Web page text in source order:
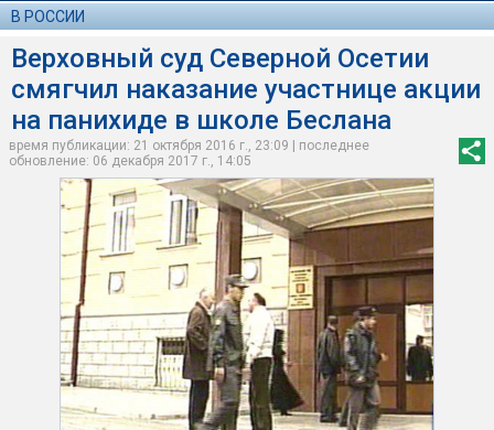
В РОССИИ
Верховный суд Северной Осетии
смягчил наказание участнице акции
на панихиде в школе Беслана
время публикации: 21 октября 2016 г., 23:09 | последнее
обновление: 06 декабря 2017 г., 14:05